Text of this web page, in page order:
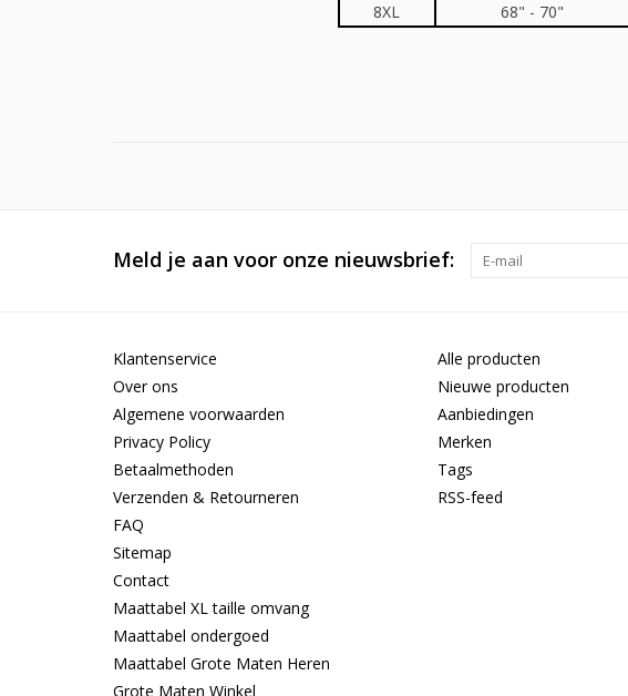
8XL
68" - 70"
Meld je aan voor onze nieuwsbrief:
Klantenservice
Over ons
Algemene voorwaarden
Privacy Policy
Betaalmethoden
Verzenden & Retourneren
FAQ
Sitemap
Contact
Maattabel XL taille omvang
Maattabel ondergoed
Maattabel Grote Maten Heren
Grote Maten Winkel
Alle producten
Nieuwe producten
Aanbiedingen
Merken
Tags
RSS-feed